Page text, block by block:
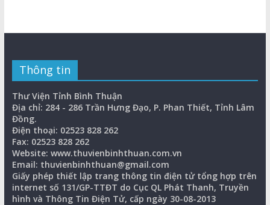
Thông tin
Thư Viện Tỉnh Bình Thuận
Địa chỉ: 284 - 286 Trần Hưng Đạo, P. Phan Thiết, Tỉnh Lâm
Đồng.
Điện thoại: 02523 828 262
Fax: 02523 828 262
Website: www.thuvienbinhthuan.com.vn
Email: thuvienbinhthuan@gmail.com
Giấy phép thiết lập trang thông tin điện tử tổng hợp trên
internet số 131/GP-TTĐT do Cục QL Phát Thanh, Truyền
hình và Thông Tin Điện Tử, cấp ngày 30-08-2013